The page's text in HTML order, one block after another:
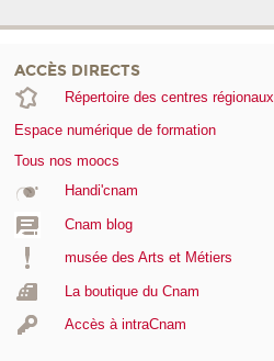
ACCÈS DIRECTS
Répertoire des centres régionaux
Espace numérique de formation
Tous nos moocs
Handi'cnam
Cnam blog
musée des Arts et Métiers
La boutique du Cnam
Accès à intraCnam